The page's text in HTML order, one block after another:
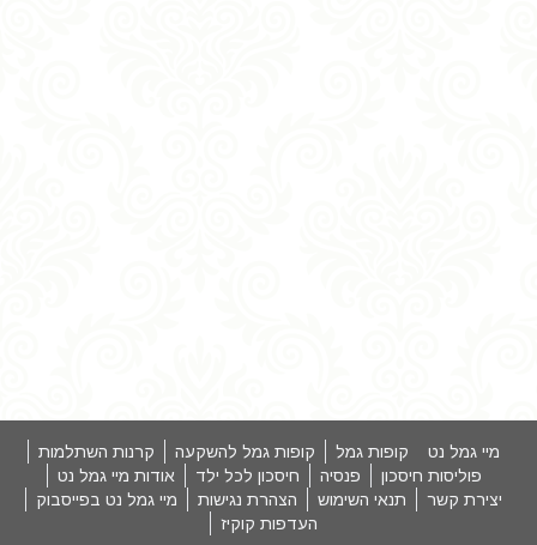
מיי גמל נט קופות גמל קופות גמל להשקעה
קרנות השתלמות
פוליסות חיסכון
פנסיה חיסכון לכל ילד
אודות מיי גמל נט
יצירת קשר
תנאי השימוש הצהרת נגישות
מיי גמל נט בפייסבוק
העדפות קוקיז